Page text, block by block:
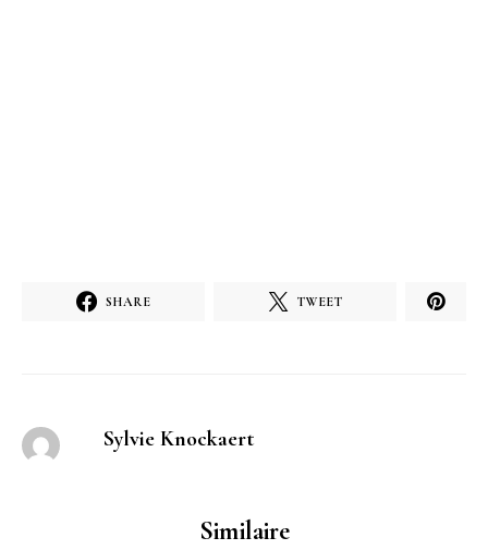
SHARE TWEET
Sylvie Knockaert
Similaire